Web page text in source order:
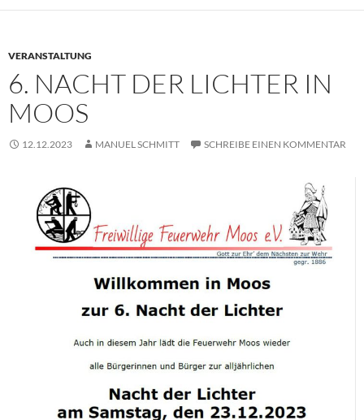
VERANSTALTUNG
6. NACHT DER LICHTER IN
MOOS
12.12.2023 MANUEL SCHMITT SCHREIBE EINEN KOMMENTAR